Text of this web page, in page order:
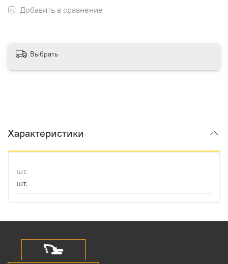
Добавить в сравнение
Выбрать
Характеристики
шт.
шт.